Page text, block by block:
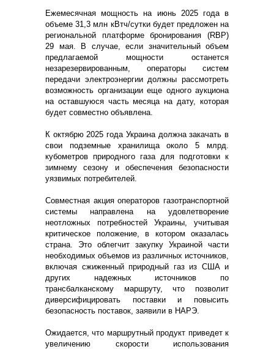
Ежемесячная мощность на июнь 2025 года в
объеме 31,3 млн кВтч/сутки будет предложен на
региональной платформе бронирования (RBP)
29 мая. В случае, если значительный объем
предлагаемой мощности останется
незарезервированным, операторы систем
передачи электроэнергии должны рассмотреть
возможность организации еще одного аукциона
на оставшуюся часть месяца на дату, которая
будет совместно объявлена.
К октябрю 2025 года Украина должна закачать в
свои подземные хранилища около 5 млрд.
кубометров природного газа для подготовки к
зимнему сезону и обеспечения безопасности
уязвимых потребителей.
Совместная акция операторов газотранспортной
системы направлена на удовлетворение
неотложных потребностей Украины, учитывая
критическое положение, в котором оказалась
страна. Это облегчит закупку Украиной части
необходимых объемов из различных источников,
включая сжиженный природный газ из США и
других надежных источников по
трансбалканскому маршруту, что позволит
диверсифицировать поставки и повысить
безопасность поставок, заявили в НАРЭ.
Ожидается, что маршрутный продукт приведет к
увеличению скорости использования